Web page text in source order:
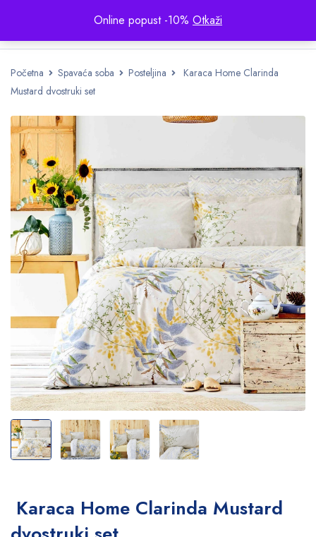
Online popust -10% Otkaži
Početna Spavaća soba Posteljina
Karaca Home Clarinda
Mustard dvostruki set
Karaca Home Clarinda Mustard